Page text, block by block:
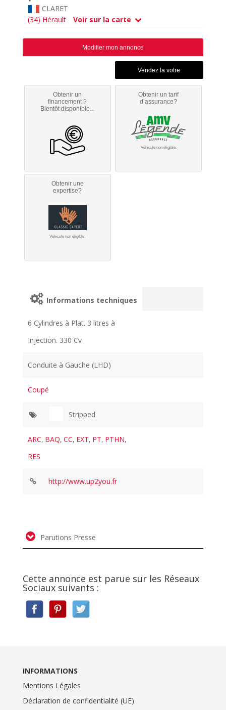
CLARET
(34) Hérault
Voir sur la carte
Modifier mon annonce
Obtenir un
financement ?
Bientôt disponible...
Obtenir un tarif
d’assurance?
Véhicule non éligible.
Obtenir une
expertise?
Véhicule non éligible.
Informations techniques
6 Cylindres à Plat. 3 litres à
Injection. 330 Cv
Conduite à Gauche (LHD)
Coupé
Stripped
ARC, BAQ, CC, EXT, PT, PTHN,
RES
http://www.up2you.fr
Parutions Presse
Cette annonce est parue sur les Réseaux
Sociaux suivants :
INFORMATIONS
Mentions Légales
Déclaration de confidentialité (UE)